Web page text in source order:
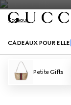
Cadeaux
CADEAUX POUR ELLE
Petite Gifts